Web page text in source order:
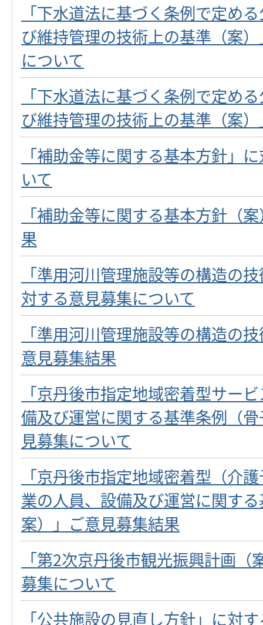
「下水道法に基づく条例で定め
び維持管理の技術上の基準（案
について
「下水道法に基づく条例で定め
び維持管理の技術上の基準（案
「補助金等に関する基本方針」
いて
「補助金等に関する基本方針（
果
「準用河川管理施設等の構造の
対する意見募集について
「準用河川管理施設等の構造の
意見募集結果
「京丹後市指定地域密着型サー
備及び運営に関する基準条例（
見募集について
「京丹後市指定地域密着型（介
業の人員、設備及び運営に関す
案）」ご意見募集結果
「第2次京丹後市観光振興計画
募集について
「公共施設の見直し方針」に対